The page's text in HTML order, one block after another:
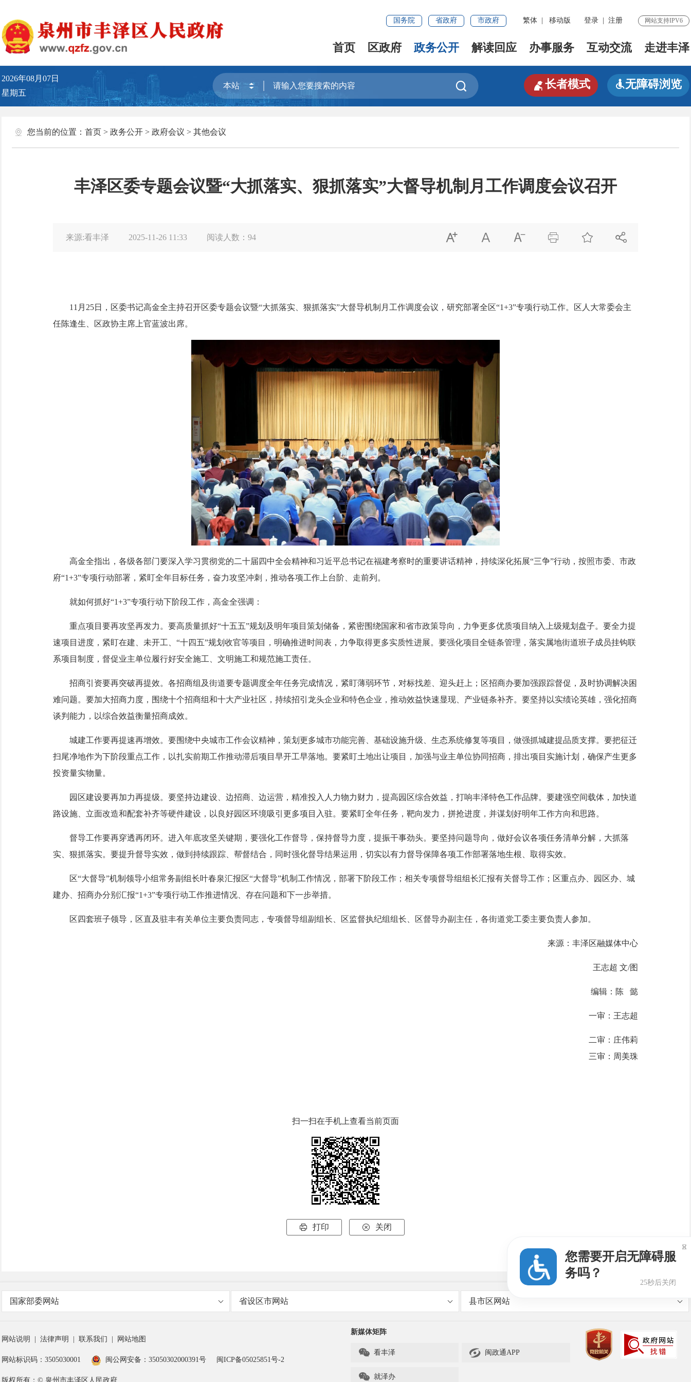
国务院 省政府 市政府 繁体 移动版 登录 注册 网站支持IPV6
首页 区政府 政务公开 解读回应 办事服务 互动交流 走进丰泽
2026年08月07日
星期五
 长者模式 无障碍浏览
您当前的位置： 首页> 政务公开> 政府会议 > 其他会议
丰泽区委专题会议暨“大抓落实、狠抓落实”大督导机制月工作调度会议召开
来源:看丰泽 2025-11-26 11:33 阅读人数： 94      
11月25日，区委书记高金全主持召开区委专题会议暨“大抓落实、狠抓落实”大督导机制月工作调度会议，研究部署全区“1+3”专项行动工作。区人大常委会主
任陈逢生、区政协主席上官蓝波出席。
高金全指出，各级各部门要深入学习贯彻党的二十届四中全会精神和习近平总书记在福建考察时的重要讲话精神，持续深化拓展“三争”行动，按照市委、市政
府“1+3”专项行动部署，紧盯全年目标任务，奋力攻坚冲刺，推动各项工作上台阶、走前列。
就如何抓好“1+3”专项行动下阶段工作，高金全强调：
重点项目要再攻坚再发力。要高质量抓好“十五五”规划及明年项目策划储备，紧密围绕国家和省市政策导向，力争更多优质项目纳入上级规划盘子。要全力提
速项目进度，紧盯在建、未开工、“十四五”规划收官等项目，明确推进时间表，力争取得更多实质性进展。要强化项目全链条管理，落实属地街道班子成员挂钩联
系项目制度，督促业主单位履行好安全施工、文明施工和规范施工责任。
招商引资要再突破再提效。各招商组及街道要专题调度全年任务完成情况，紧盯薄弱环节，对标找差、迎头赶上；区招商办要加强跟踪督促，及时协调解决困
难问题。要加大招商力度，围绕十个招商组和十大产业社区，持续招引龙头企业和特色企业，推动效益快速显现、产业链条补齐。要坚持以实绩论英雄，强化招商
谈判能力，以综合效益衡量招商成效。
城建工作要再提速再增效。要围绕中央城市工作会议精神，策划更多城市功能完善、基础设施升级、生态系统修复等项目，做强抓城建提品质支撑。要把征迁
扫尾净地作为下阶段重点工作，以扎实前期工作推动滞后项目早开工早落地。要紧盯土地出让项目，加强与业主单位协同招商，排出项目实施计划，确保产生更多
投资量实物量。
园区建设要再加力再提级。要坚持边建设、边招商、边运营，精准投入人力物力财力，提高园区综合效益，打响丰泽特色工作品牌。要建强空间载体，加快道
路设施、立面改造和配套补齐等硬件建设，以良好园区环境吸引更多项目入驻。要紧盯全年任务，靶向发力，拼抢进度，并谋划好明年工作方向和思路。
督导工作要再穿透再闭环。进入年底攻坚关键期，要强化工作督导，保持督导力度，提振干事劲头。要坚持问题导向，做好会议各项任务清单分解，大抓落
实、狠抓落实。要提升督导实效，做到持续跟踪、帮督结合，同时强化督导结果运用，切实以有力督导保障各项工作部署落地生根、取得实效。
区“大督导”机制领导小组常务副组长叶春泉汇报区“大督导”机制工作情况，部署下阶段工作；相关专项督导组组长汇报有关督导工作；区重点办、园区办、城
建办、招商办分别汇报“1+3”专项行动工作推进情况、存在问题和下一步举措。
区四套班子领导，区直及驻丰有关单位主要负责同志，专项督导组副组长、区监督执纪组组长、区督导办副主任，各街道党工委主要负责人参加。
来源：丰泽区融媒体中心
王志超 文/图
编辑：陈 懿
一审：王志超
二审：庄伟莉
三审：周美珠
扫一扫在手机上查看当前页面
 打印  关闭
国家部委网站 省设区市网站 县市区网站
网站说明 法律声明 联系我们 网站地图
网站标识码：3505030001 闽公网安备：35050302000391号 闽ICP备05025851号-2
版权所有：© 泉州市丰泽区人民政府
新媒体矩阵
 看丰泽  闽政通APP
 就泽办
您需要开启无障碍服
务吗？
25秒后关闭
